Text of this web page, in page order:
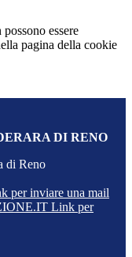
essere
pagina della cookie
DI RENO
di Reno
per inviare una mail
Link per